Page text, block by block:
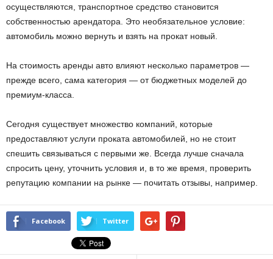
осуществляются, транспортное средство становится
собственностью арендатора. Это необязательное условие:
автомобиль можно вернуть и взять на прокат новый.
На стоимость аренды авто влияют несколько параметров —
прежде всего, сама категория — от бюджетных моделей до
премиум-класса.
Сегодня существует множество компаний, которые
предоставляют услуги проката автомобилей, но не стоит
спешить связываться с первыми же. Всегда лучше сначала
спросить цену, уточнить условия и, в то же время, проверить
репутацию компании на рынке — почитать отзывы, например.
Facebook Twitter